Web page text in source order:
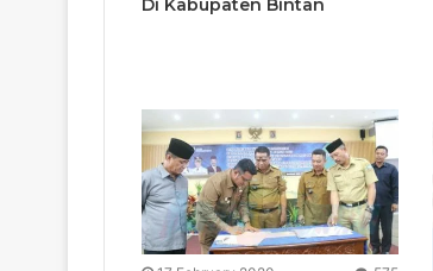
Di Kabupaten Bintan